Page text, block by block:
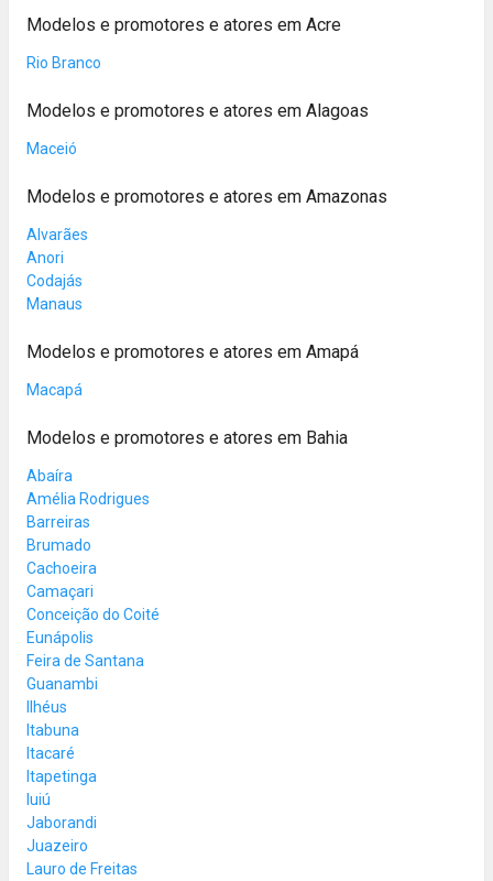
Modelos e promotores e atores em Acre
Rio Branco
Modelos e promotores e atores em Alagoas
Maceió
Modelos e promotores e atores em Amazonas
Alvarães
Anori
Codajás
Manaus
Modelos e promotores e atores em Amapá
Macapá
Modelos e promotores e atores em Bahia
Abaíra
Amélia Rodrigues
Barreiras
Brumado
Cachoeira
Camaçari
Conceição do Coité
Eunápolis
Feira de Santana
Guanambi
Ilhéus
Itabuna
Itacaré
Itapetinga
Iuiú
Jaborandi
Juazeiro
Lauro de Freitas